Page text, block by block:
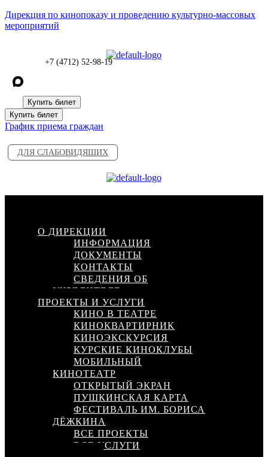
Дирекция по кинопоказу и проведению культурно-массовых
мероприятий
+7 (4712) 52-98-19
Купить билет
Купить билет
График приема граждан
ДЛЯ СЛАБОВИДЯШИХ
О ДИРЕКЦИИ
ИНФОРМАЦИЯ
ДОКУМЕНТЫ
КОНТАКТЫ
СВЕДЕНИЯ ОБ
УЧРЕДИТЕЛЕ
ПРОЕКТЫ И УСЛУГИ
КИНО В ТЕАТРЕ
КИНОКВАРТИРНИК
КИНОЭКСКУРСИЯ
КУРСКИЕ КИНОКЛУБЫ
МОБИЛЬНЫЙ
КИНОТЕАТР
ОТКРЫТЫЙ ЭКРАН
ПУШКИНСКАЯ КАРТА
ФЕСТИВАЛЬ ИМ. БОРИСА
ДЁЖКИНА
ВСЕ ПРОЕКТЫ
ВСЕ УСЛУГИ